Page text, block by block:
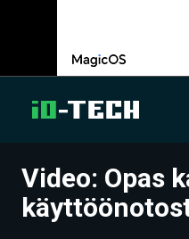
UUTISET
Video: Opas